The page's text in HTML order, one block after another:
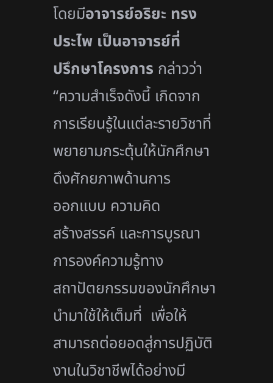
โดยมีอาจารย์อริยะ ทรง
ประไพ เป็นอาจารย์ที่
ปรึกษาโครงการ กล่าวว่า
“ความสำเร็จดังนี้ เกิดจาก
การเรียนรู้ในแต่ละรายวิชาที่
พยายามกระตุ้นให้นักศึกษา
ดึงศักยภาพด้านการ
ออกแบบ ความคิด
สร้างสรรค์ และการบูรณา
การองค์ความรู้ทาง
สถาปัตยกรรมของนักศึกษา
นำมาใช้ให้เต็มที่ เพื่อให้
สามารถต่อยอดสู่การปฏิบัติ
งานในวิชาชีพได้อย่างมี